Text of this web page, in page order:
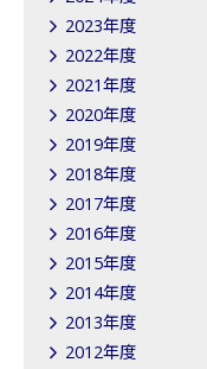
2023年度
2022年度
2021年度
2020年度
2019年度
2018年度
2017年度
2016年度
2015年度
2014年度
2013年度
2012年度